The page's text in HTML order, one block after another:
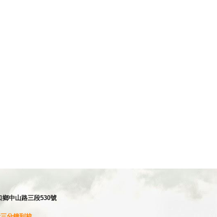
鄉中山路三段530號